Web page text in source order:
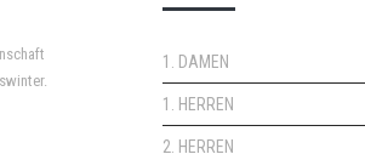
1. DAMEN
1. HERREN
2. HERREN